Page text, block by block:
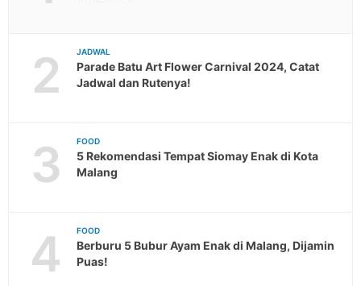
2 JADWAL
Parade Batu Art Flower Carnival 2024, Catat
Jadwal dan Rutenya!
3 FOOD
5 Rekomendasi Tempat Siomay Enak di Kota
Malang
4 FOOD
Berburu 5 Bubur Ayam Enak di Malang, Dijamin
Puas!